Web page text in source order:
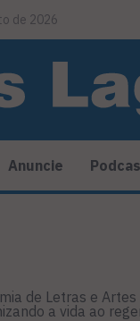
de 2026
Anuncie
de Letras e
a vida ao